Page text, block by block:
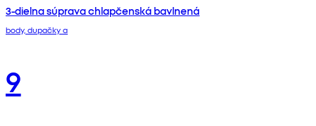
3-dielna súprava chlapčenská bavlnená
body, dupačky a
9